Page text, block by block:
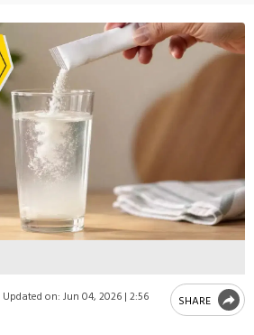
Updated on: Jun 04, 2026 | 2:56
SHARE